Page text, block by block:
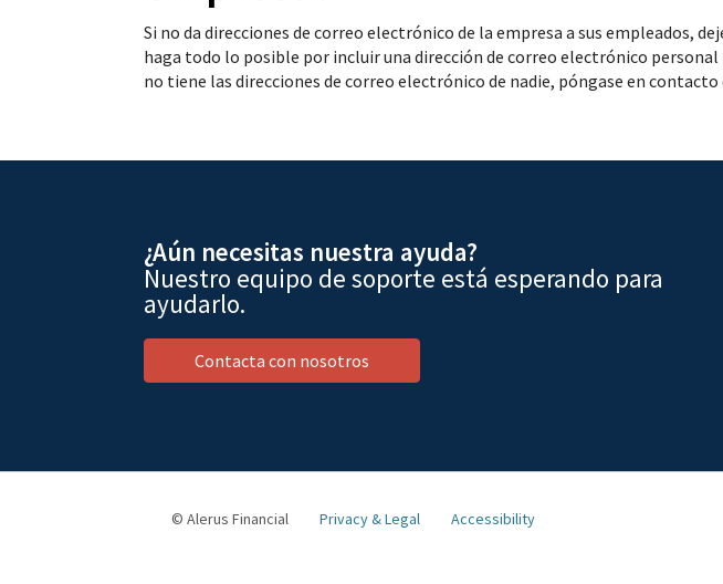
Si no da direcciones de correo electrónico de la empresa a sus empleados,
haga todo lo posible por incluir una dirección de correo electrónico
no tiene las direcciones de correo electrónico de nadie, póngase en
¿Aún necesitas nuestra ayuda?
Nuestro equipo de soporte está esperando para
ayudarlo.
Contacta con nosotros
© Alerus Financial Privacy & Legal Accessibility